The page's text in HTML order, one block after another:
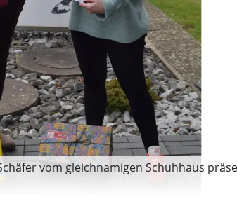
vom gleichnamigen Schuhhaus